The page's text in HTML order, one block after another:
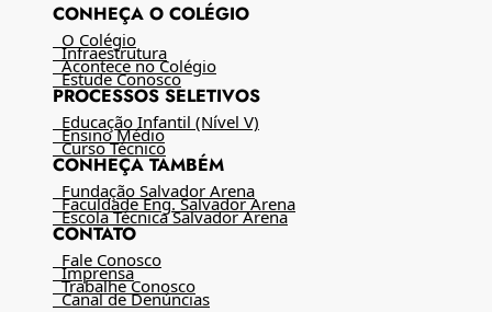
CONHEÇA O COLÉGIO
O Colégio
Infraestrutura
Acontece no Colégio
Estude Conosco
PROCESSOS SELETIVOS
Educação Infantil (Nível V)
Ensino Médio
Curso Técnico
CONHEÇA TAMBÉM
Fundação Salvador Arena
Faculdade Eng. Salvador Arena
Escola Técnica Salvador Arena
CONTATO
Fale Conosco
Imprensa
Trabalhe Conosco
Canal de Denúncias